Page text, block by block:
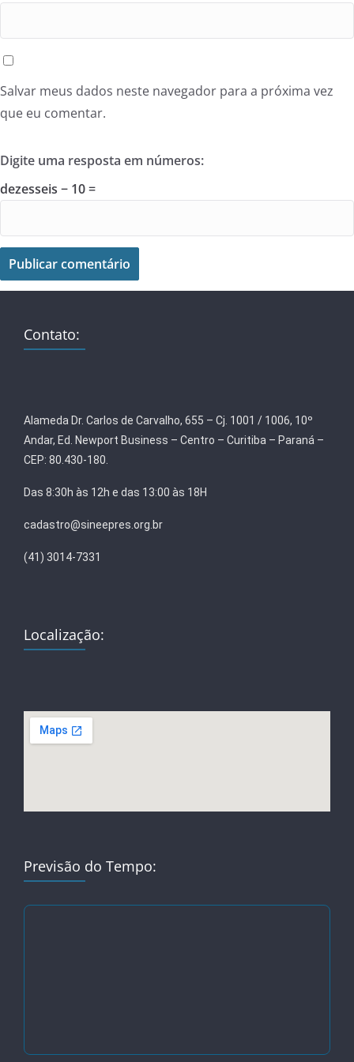
Salvar meus dados neste navegador para a próxima vez
que eu comentar.
Digite uma resposta em números:
dezesseis − 10 =
Contato:
Alameda Dr. Carlos de Carvalho, 655 – Cj. 1001 / 1006, 10º
Andar, Ed. Newport Business – Centro – Curitiba – Paraná –
CEP: 80.430-180.
Das 8:30h às 12h e das 13:00 às 18H
cadastro@sineepres.org.br
(41) 3014-7331
Localização:
Previsão do Tempo: